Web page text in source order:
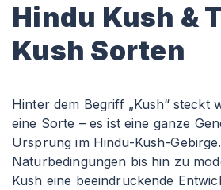
Hindu Kush &
Kush Sorten
Hinter dem Begriff „Kush“ steckt
eine Sorte – es ist eine ganze
Ursprung im Hindu-Kush-
Naturbedingungen bis hin zu
Kush eine beeindruckende